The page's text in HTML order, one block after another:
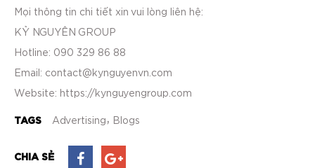
Mọi thông tin chi tiết xin vui lòng liên hệ:
KỶ NGUYÊN GROUP
Hotline: 090 329 86 88
Email: contact@kynguyenvn.com
Website: https://kynguyengroup.com
TAGS Advertising Blogs
CHIA SẺ